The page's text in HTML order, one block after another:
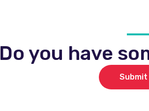
Do you have
Submit